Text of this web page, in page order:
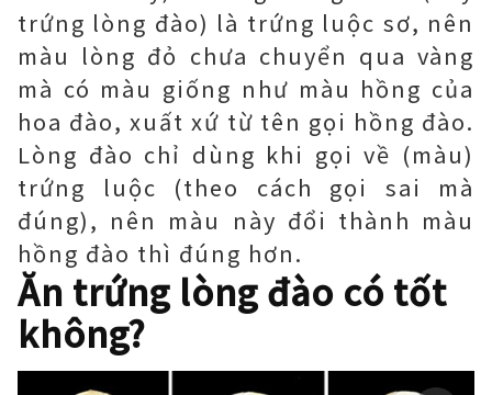
trứng lòng đào) là trứng luộc sơ, nên
màu lòng đỏ chưa chuyển qua vàng
mà có màu giống như màu hồng của
hoa đào, xuất xứ từ tên gọi hồng đào.
Lòng đào chỉ dùng khi gọi về (màu)
trứng luộc (theo cách gọi sai mà
đúng), nên màu này đổi thành màu
hồng đào thì đúng hơn.
Ăn trứng lòng đào có tốt
không?